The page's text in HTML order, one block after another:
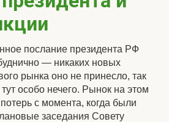
послание президента РФ
— никаких новых
рынка оно не принесло, так
особо нечего. Рынок на этом
с момента, когда были
заседания Совету